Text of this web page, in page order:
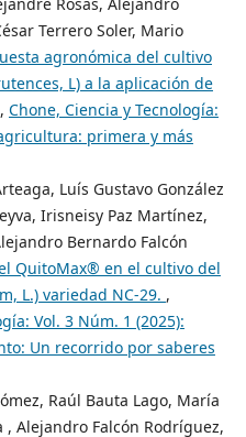
Rosas, Alejandro
Terrero Soler, Mario
agronómica del cultivo
L) a la aplicación de
, Chone, Ciencia y Tecnología:
primera y más
Luís Gustavo González
Irisneisy Paz Martínez,
Bernardo Falcón
QuitoMax® en el cultivo del
L.) variedad NC-29. ,
Vol. 3 Núm. 1 (2025):
Un recorrido por saberes
Raúl Bauta Lago, María
, Alejandro Falcón Rodríguez,